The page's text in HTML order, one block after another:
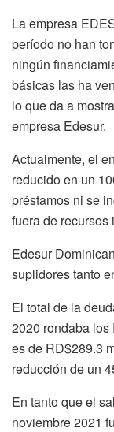
La empresa
período no han
ningún
básicas las ha
lo que da a
empresa Edesur.
Actualmente, el
reducido en un
préstamos ni se
fuera de recursos
Edesur
suplidores tanto
El total de la
2020 rondaba
es de RD$289.3
reducción de un
En tanto que el
noviembre 2021